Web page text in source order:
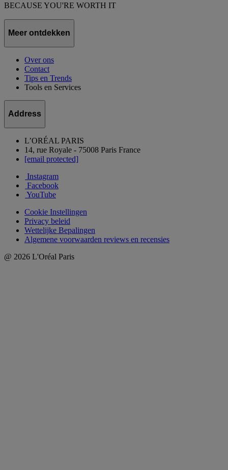
BECAUSE YOU'RE WORTH IT
Meer ontdekken
Over ons
Contact
Tips en Trends
Tools en Services
Address
L’ORÉAL PARIS
14, rue Royale - 75008 Paris France
[email protected]
Instagram
Facebook
YouTube
Cookie Instellingen
Privacy beleid
Wettelijke Bepalingen
Algemene voorwaarden reviews en recensies
@ 2026 L'Oréal Paris